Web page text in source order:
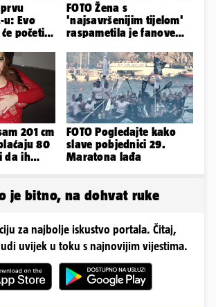
u: Evo
početi
FOTO Žena s
'najsavršenijim tijelom'
raspametila je fanove
plićaka
201 cm
80
da ih
FOTO Pogledajte kako
slave pobjednici 29.
Maratona lađa
je bitno, na dohvat ruke
za najbolje iskustvo portala. Čitaj,
uvijek u toku s najnovijim vijestima.